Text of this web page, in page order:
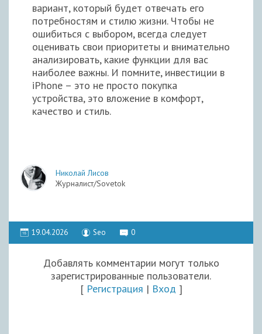
вариант, который будет отвечать его
потребностям и стилю жизни. Чтобы не
ошибиться с выбором, всегда следует
оценивать свои приоритеты и внимательно
анализировать, какие функции для вас
наиболее важны. И помните, инвестиции в
iPhone – это не просто покупка
устройства, это вложение в комфорт,
качество и стиль.
Николай Лисов
Журналист/Sovetok
19.04.2026 Seo 0
Добавлять комментарии могут только
зарегистрированные пользователи.
[ Регистрация | Вход ]